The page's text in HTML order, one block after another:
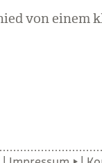
von einem